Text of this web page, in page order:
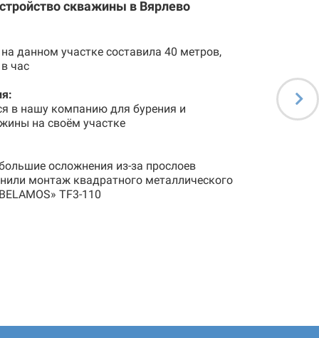
скважины в Вярлево
данном участке составила 40 метров,
час
в нашу компанию для бурения и
на своём участке
осложнения из-за прослоев
монтаж квадратного металлического
TF3-110